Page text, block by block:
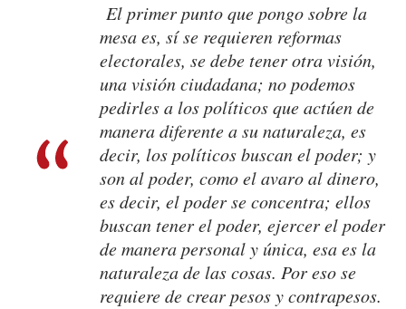
El primer punto que pongo sobre la
mesa es, sí se requieren reformas
electorales, se debe tener otra visión,
una visión ciudadana; no podemos
pedirles a los políticos que actúen de
manera diferente a su naturaleza, es
decir, los políticos buscan el poder; y
son al poder, como el avaro al dinero,
es decir, el poder se concentra; ellos
buscan tener el poder, ejercer el poder
de manera personal y única, esa es la
naturaleza de las cosas. Por eso se
requiere de crear pesos y contrapesos.